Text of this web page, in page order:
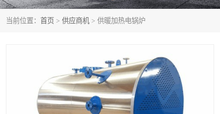
当前位置： 首页 > 供应商机 > 供暖加热电锅炉